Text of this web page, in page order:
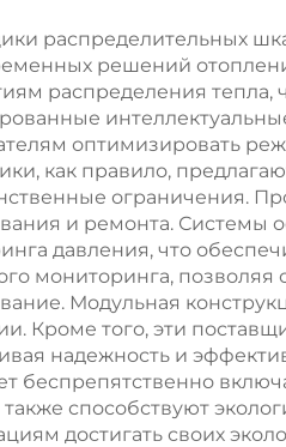
1/3 фазы
распределительных
решений
распределения
оптимизировать
как правило,
ограничения.
и ремонта. Системы
давления, что
мониторинга,
Модульная
Кроме того, эти
надежность и
беспрепятственно
способствуют
достигать своих